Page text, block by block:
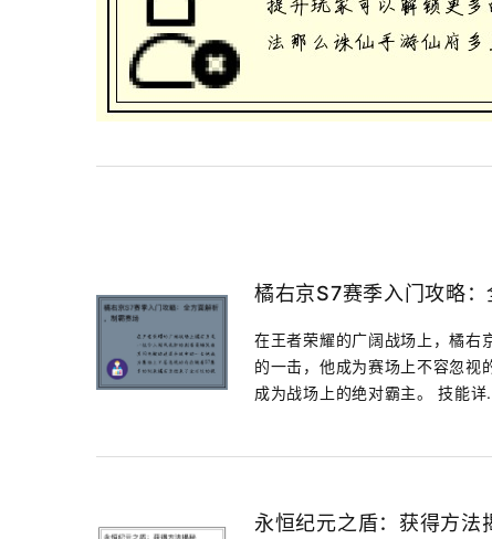
橘右京S7赛季入门攻略
在王者荣耀的广阔战场上，橘右
的一击，他成为赛场上不容忽视
成为战场上的绝对霸主。 技能详
永恒纪元之盾：获得方法